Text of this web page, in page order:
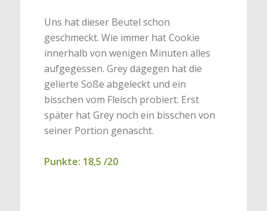
Uns hat dieser Beutel schon
geschmeckt. Wie immer hat Cookie
innerhalb von wenigen Minuten alles
aufgegessen. Grey dagegen hat die
gelierte Soße abgeleckt und ein
bisschen vom Fleisch probiert. Erst
später hat Grey noch ein bisschen von
seiner Portion genascht.
Punkte: 18,5 /20